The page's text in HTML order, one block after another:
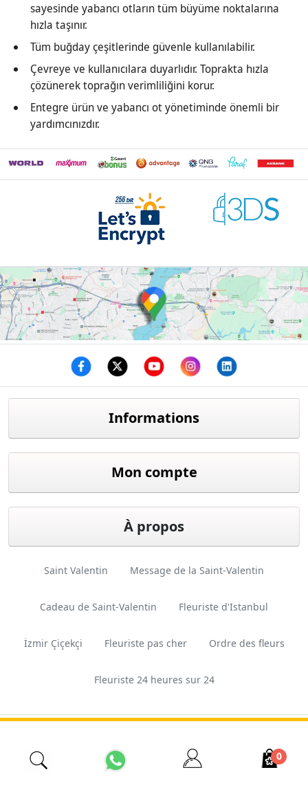
0
sayesinde yabancı otların tüm büyüme noktalarına
hızla taşınır.
Tüm buğday çeşitlerinde güvenle kullanılabilir.
Çevreye ve kullanıcılara duyarlıdır. Toprakta hızla
çözünerek toprağın verimliliğini korur.
Entegre ürün ve yabancı ot yönetiminde önemli bir
yardımcınızdır.
Informations
Mon compte
À propos
Saint Valentin Message de la Saint-Valentin
Cadeau de Saint-Valentin Fleuriste d'Istanbul
İzmir Çiçekçi Fleuriste pas cher Ordre des fleurs
Fleuriste 24 heures sur 24
Sistemleri